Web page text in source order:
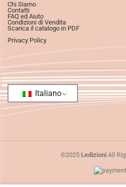
Chi Siamo
Contatti
FAQ ed Aiuto
Condizioni di Vendita
Scarica il catalogo in PDF
Privacy Policy
Italiano
©2025 LedizioniAll